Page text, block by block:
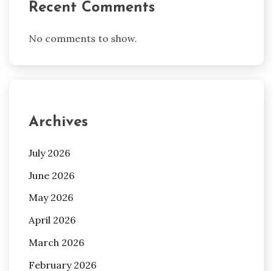
Recent Comments
No comments to show.
Archives
July 2026
June 2026
May 2026
April 2026
March 2026
February 2026